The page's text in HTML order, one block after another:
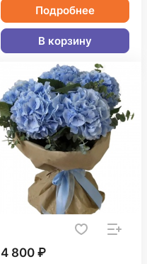
Подробнее
В корзину
4 800 ₽